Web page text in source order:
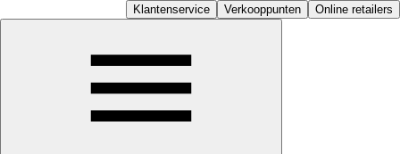
Klantenservice Verkooppunten Online retailers